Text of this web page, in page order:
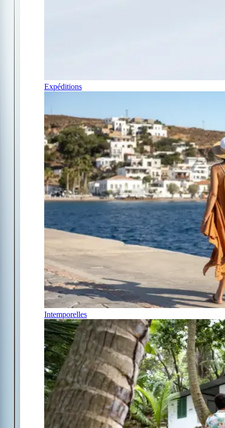
Expéditions
Intemporelles